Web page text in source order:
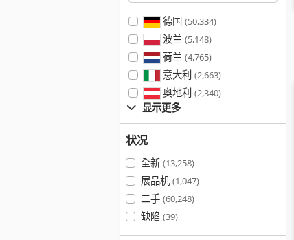
德国 (50,334)
波兰 (5,148)
荷兰 (4,765)
意大利 (2,663)
奥地利 (2,340)
显示更多
状况
全新 (13,258)
展品机 (1,047)
二手 (60,248)
缺陷 (39)